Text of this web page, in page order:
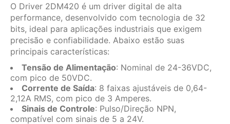
O Driver 2DM420 é um driver digital de alta
performance, desenvolvido com tecnologia de 32
bits, ideal para aplicações industriais que exigem
precisão e confiabilidade. Abaixo estão suas
principais características:
Tensão de Alimentação: Nominal de 24-36VDC,
com pico de 50VDC.
Corrente de Saída: 8 faixas ajustáveis de 0,64-
2,12A RMS, com pico de 3 Amperes.
Sinais de Controle: Pulso/Direção NPN,
compatível com sinais de 5 a 24V.